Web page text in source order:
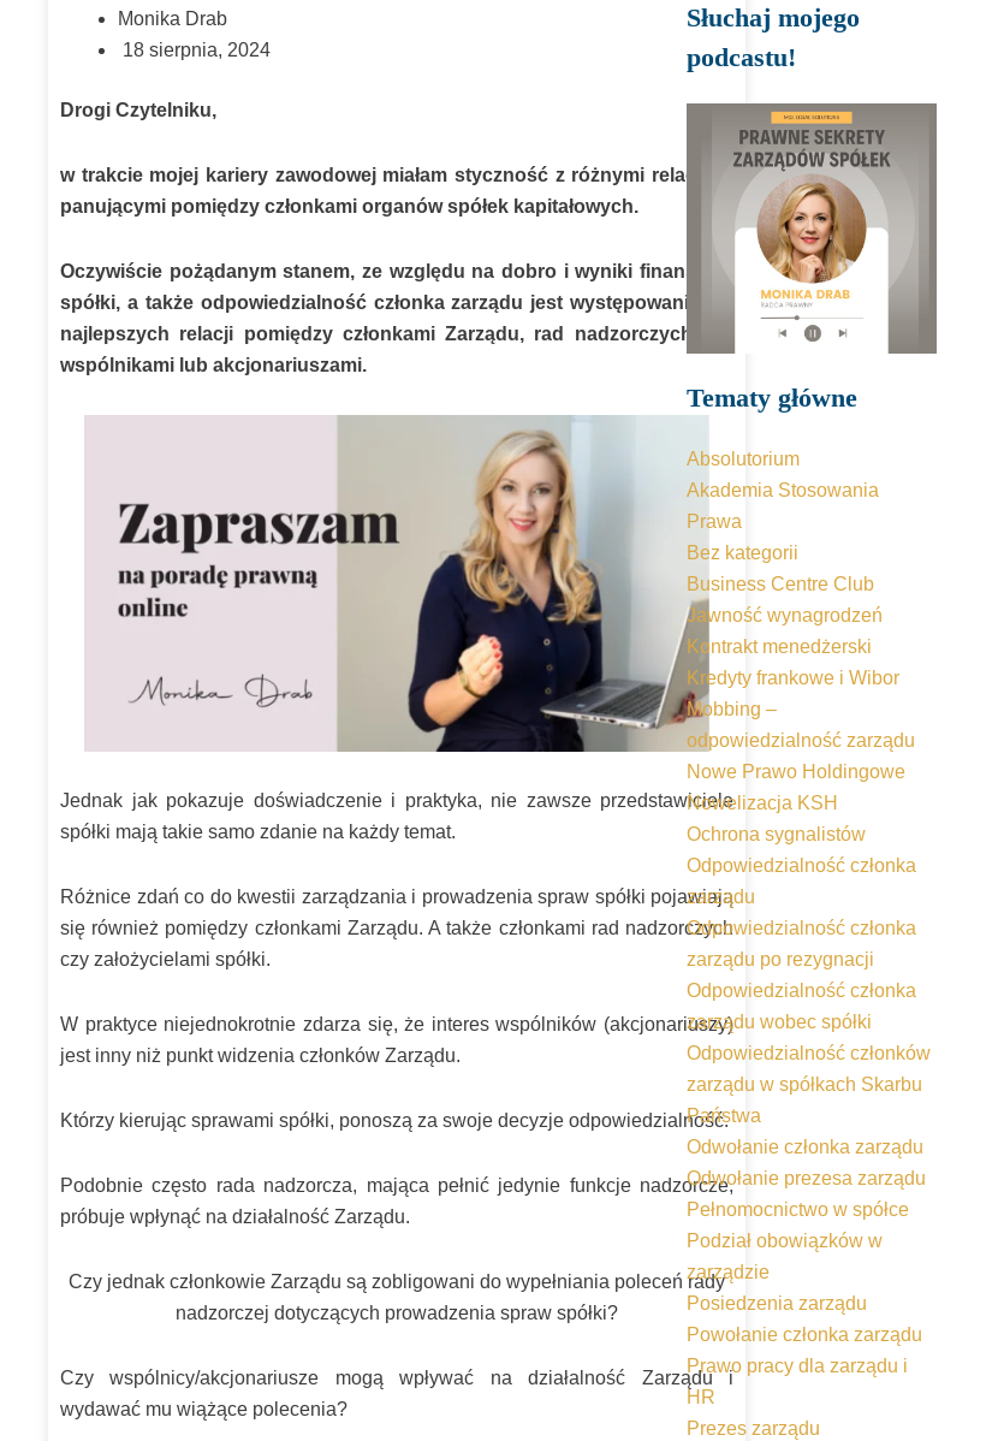
Monika Drab
18 sierpnia, 2024
Drogi Czytelniku,
w trakcie mojej kariery zawodowej miałam styczność z różnymi relacjami
panującymi pomiędzy członkami organów spółek kapitałowych.
Oczywiście pożądanym stanem, ze względu na dobro i wyniki finansowe
spółki, a także odpowiedzialność członka zarządu jest występowanie jak
najlepszych relacji pomiędzy członkami Zarządu, rad nadzorczych czy
wspólnikami lub akcjonariuszami.
Jednak jak pokazuje doświadczenie i praktyka, nie zawsze przedstawiciele
spółki mają takie samo zdanie na każdy temat.
Różnice zdań co do kwestii zarządzania i prowadzenia spraw spółki pojawiają
się również pomiędzy członkami Zarządu. A także członkami rad nadzorczych
czy założycielami spółki.
W praktyce niejednokrotnie zdarza się, że interes wspólników (akcjonariuszy)
jest inny niż punkt widzenia członków Zarządu.
Którzy kierując sprawami spółki, ponoszą za swoje decyzje odpowiedzialność.
Podobnie często rada nadzorcza, mająca pełnić jedynie funkcje nadzorcze,
próbuje wpłynąć na działalność Zarządu.
Czy jednak członkowie Zarządu są zobligowani do wypełniania poleceń rady
nadzorczej dotyczących prowadzenia spraw spółki?
Czy wspólnicy/akcjonariusze mogą wpływać na działalność Zarządu i
wydawać mu wiążące polecenia?
Odpowiedzialność
zarządu
–
wydane
członkom
Zarządu
Słuchaj mojego
podcastu!
Tematy główne
Absolutorium
Akademia Stosowania
Prawa
Bez kategorii
Business Centre Club
Jawność wynagrodzeń
Kontrakt menedżerski
Kredyty frankowe i Wibor
Mobbing –
odpowiedzialność zarządu
Nowe Prawo Holdingowe
Nowelizacja KSH
Ochrona sygnalistów
Odpowiedzialność członka
zarządu
Odpowiedzialność członka
zarządu po rezygnacji
Odpowiedzialność członka
zarządu wobec spółki
Odpowiedzialność członków
zarządu w spółkach Skarbu
Państwa
Odwołanie członka zarządu
Odwołanie prezesa zarządu
Pełnomocnictwo w spółce
Podział obowiązków w
zarządzie
Posiedzenia zarządu
Powołanie członka zarządu
Prawo pracy dla zarządu i
HR
Prezes zarządu